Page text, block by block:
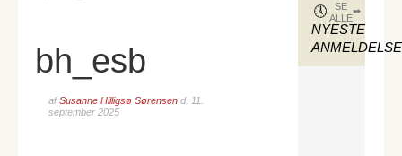
bh_esb
afSusanne Hilligsø Sørensen d. 11.
september 2025
NYESTE
SE
ALLE